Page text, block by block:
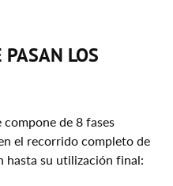
PASAN LOS
compone de 8 fases
el recorrido completo de
hasta su utilización final: